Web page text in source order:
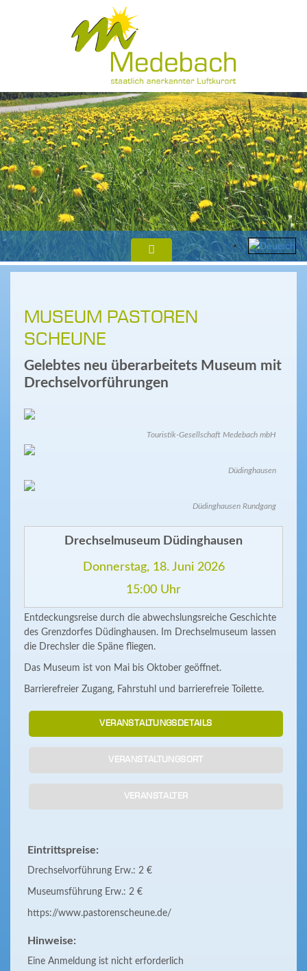
MUSEUM PASTOREN
SCHEUNE
Gelebtes neu überarbeitets Museum mit
Drechselvorführungen
Touristik-Gesellschaft Medebach mbH
Düdinghausen
Düdinghausen Rundgang
Drechselmuseum Düdinghausen
Donnerstag, 18. Juni 2026
15:00 Uhr
Entdeckungsreise durch die abwechslungsreiche Geschichte
des Grenzdorfes Düdinghausen. Im Drechselmuseum lassen
die Drechsler die Späne fliegen.
Das Museum ist von Mai bis Oktober geöffnet.
Barrierefreier Zugang, Fahrstuhl und barrierefreie Toilette.
VERANSTALTUNGSDETAILS
VERANSTALTUNGSORT
VERANSTALTER
Eintrittspreise:
Drechselvorführung Erw.: 2 €
Museumsführung Erw.: 2 €
https://www.pastorenscheune.de/
Hinweise:
Eine Anmeldung ist nicht erforderlich